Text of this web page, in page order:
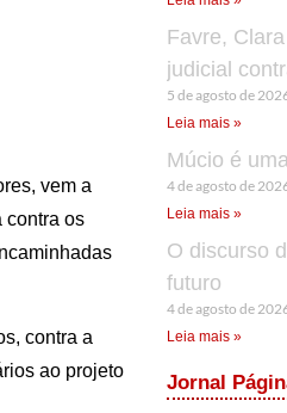
vem a
contra os
contra a
ao projeto
Favre,
judicial
5 de agosto de
Leia mais »
Múcio é
4 de agosto de
Leia mais »
O discurso
futuro
4 de agosto de
Leia mais »
Jornal